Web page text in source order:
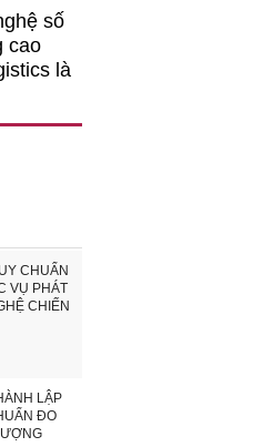
số
cao
là
CHUẨN
VỤ PHÁT
CHIẾN
LẬP
ĐO